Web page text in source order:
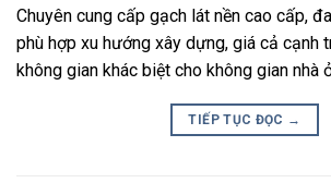
Chuyên cung cấp gạch lát nền cao cấp,
phù hợp xu hướng xây dựng, giá cả cạnh
không gian khác biệt cho không gian nhà
TIẾP TỤC ĐỌC →